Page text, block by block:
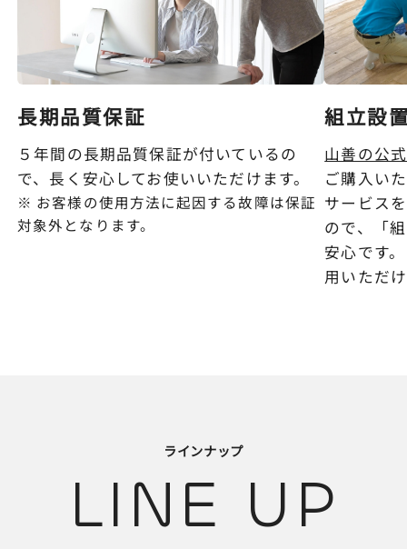
長期品質保証
５年間の長期品質保証が付いているの
で、長く安心してお使いいただけます。
※ お客様の使用方法に起因する故障は保証
対象外となります。
組立設
山善の公
ご購入い
サービス
ので、「
安心です
用いただ
ラインナップ
LINE UP